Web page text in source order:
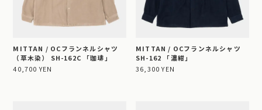
MITTAN / OCフランネルシャツ
（草木染） SH-162C 「珈琲」
40,700 YEN
MITTAN / OCフランネルシャツ
SH-162 「濃紺」
36,300 YEN